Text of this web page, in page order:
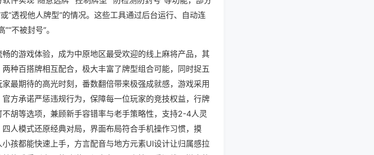
“透视他人牌型”的情况。这些工具通过后台运行、自动连
不被封号”。
的游戏体验，成为中原地区最受欢迎的线上麻将产品，其
种百搭牌相互配合，极大丰富了牌型组合可能，同时捉五
最期待的高光时刻，番数翻倍带来极强成就感，游戏采用
方承诺严惩违规行为，保障每一位玩家的竞技权益，行牌
胡等选项，兼顾新手容错率与老手策略性，支持2-4人灵
人模式还原经典对局，界面布局符合手机操作习惯，摸
孩都能快速上手，方言配音与地方元素UI设计让归属感拉